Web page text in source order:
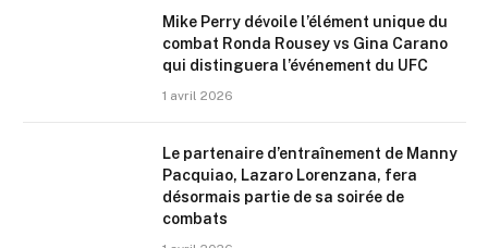
Mike Perry dévoile l’élément unique du
combat Ronda Rousey vs Gina Carano
qui distinguera l’événement du UFC
1 avril 2026
Le partenaire d’entraînement de Manny
Pacquiao, Lazaro Lorenzana, fera
désormais partie de sa soirée de
combats